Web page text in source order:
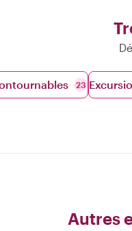
23
Autres